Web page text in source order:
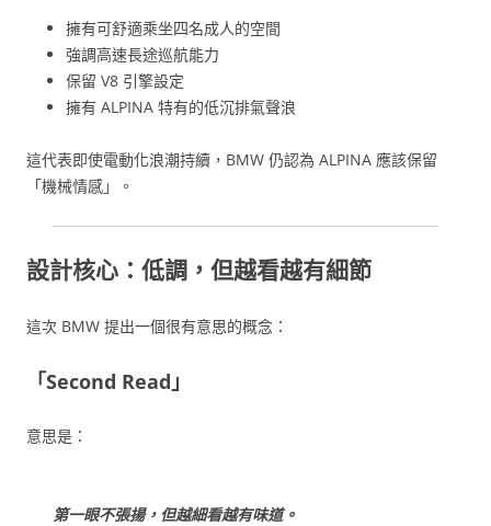
擁有可舒適乘坐四名成人的空間
強調高速長途巡航能力
保留 V8 引擎設定
擁有 ALPINA 特有的低沉排氣聲浪
這代表即使電動化浪潮持續，BMW 仍認為 ALPINA 應該保留
「機械情感」。
設計核心：低調，但越看越有細節
這次 BMW 提出一個很有意思的概念：
「Second Read」
意思是：
第一眼不張揚，但越細看越有味道。